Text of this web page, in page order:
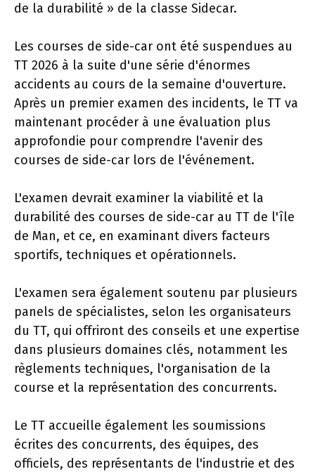
de la durabilité » de la classe Sidecar.
Les courses de side-car ont été suspendues au
TT 2026 à la suite d'une série d'énormes
accidents au cours de la semaine d'ouverture.
Après un premier examen des incidents, le TT va
maintenant procéder à une évaluation plus
approfondie pour comprendre l'avenir des
courses de side-car lors de l'événement.
L'examen devrait examiner la viabilité et la
durabilité des courses de side-car au TT de l'île
de Man, et ce, en examinant divers facteurs
sportifs, techniques et opérationnels.
L'examen sera également soutenu par plusieurs
panels de spécialistes, selon les organisateurs
du TT, qui offriront des conseils et une expertise
dans plusieurs domaines clés, notamment les
règlements techniques, l'organisation de la
course et la représentation des concurrents.
Le TT accueille également les soumissions
écrites des concurrents, des équipes, des
officiels, des représentants de l'industrie et des